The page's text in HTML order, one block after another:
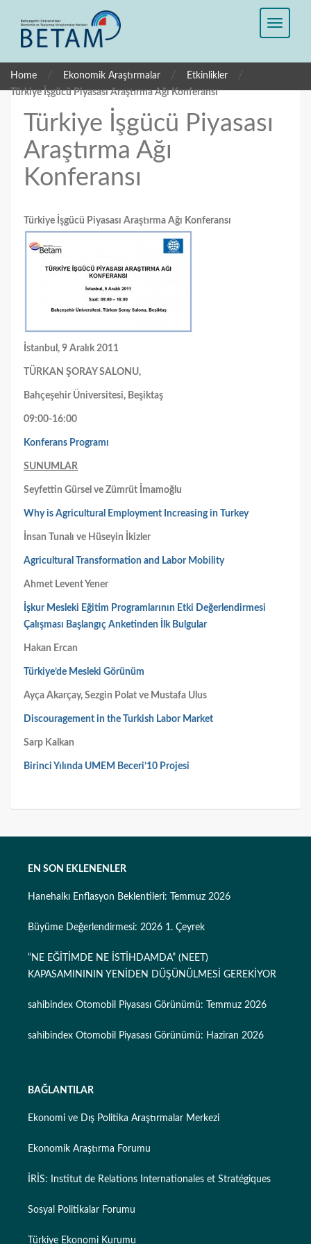
Home / Ekonomik Araştırmalar / Etkinlikler /
Türkiye İşgücü Piyasası Araştırma Ağı Konferansı
Türkiye İşgücü Piyasası
Araştırma Ağı
Konferansı
Türkiye İşgücü Piyasası Araştırma Ağı Konferansı
İstanbul, 9 Aralık 2011
TÜRKAN ŞORAY SALONU,
Bahçeşehir Üniversitesi, Beşiktaş
09:00-16:00
Konferans Programı
SUNUMLAR
Seyfettin Gürsel ve Zümrüt İmamoğlu
Why is Agricultural Employment Increasing in Turkey
İnsan Tunalı ve Hüseyin İkizler
Agricultural Transformation and Labor Mobility
Ahmet Levent Yener
İşkur Mesleki Eğitim Programlarının Etki Değerlendirmesi
Çalışması Başlangıç Anketinden İlk Bulgular
Hakan Ercan
Türkiye’de Mesleki Görünüm
Ayça Akarçay, Sezgin Polat ve Mustafa Ulus
Discouragement in the Turkish Labor Market
Sarp Kalkan
Birinci Yılında UMEM Beceri’10 Projesi
EN SON EKLENENLER
Hanehalkı Enflasyon Beklentileri: Temmuz 2026
Büyüme Değerlendirmesi: 2026 1. Çeyrek
“NE EĞİTİMDE NE İSTİHDAMDA” (NEET)
KAPASAMINININ YENİDEN DÜŞÜNÜLMESİ GEREKİYOR
sahibindex Otomobil Piyasası Görünümü: Temmuz 2026
sahibindex Otomobil Piyasası Görünümü: Haziran 2026
BAĞLANTILAR
Ekonomi ve Dış Politika Araştırmalar Merkezi
Ekonomik Araştırma Forumu
İRİS: Institut de Relations Internationales et Stratégiques
Sosyal Politikalar Forumu
Türkiye Ekonomi Kurumu